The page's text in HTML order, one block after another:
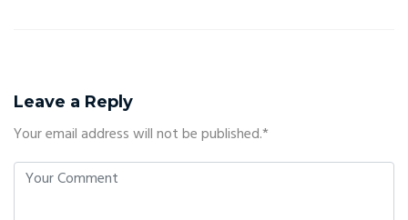
Leave a Reply
Your email address will not be published.*